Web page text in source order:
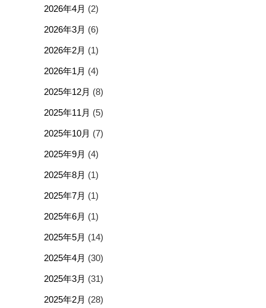
2026年4月 (2)
2026年3月 (6)
2026年2月 (1)
2026年1月 (4)
2025年12月 (8)
2025年11月 (5)
2025年10月 (7)
2025年9月 (4)
2025年8月 (1)
2025年7月 (1)
2025年6月 (1)
2025年5月 (14)
2025年4月 (30)
2025年3月 (31)
2025年2月 (28)